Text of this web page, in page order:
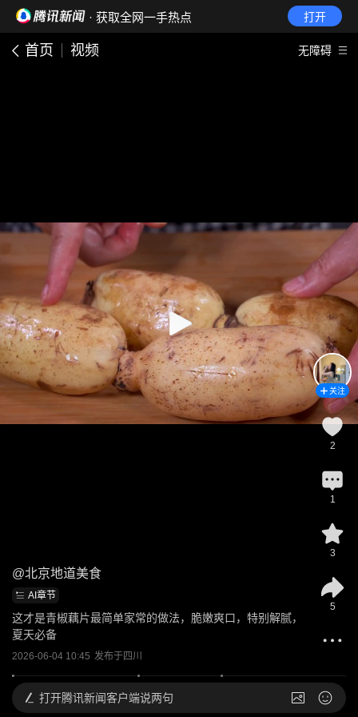
· 获取全网一手热点 打开
首页 视频 无障碍
@北京地道美食
AI章节
这才是青椒藕片最简单家常的做法，脆嫩爽口，特别解腻，
夏天必备
2026-06-04 10:45 发布于四川
关注
2
1
3
5
打开腾讯新闻客户端说两句